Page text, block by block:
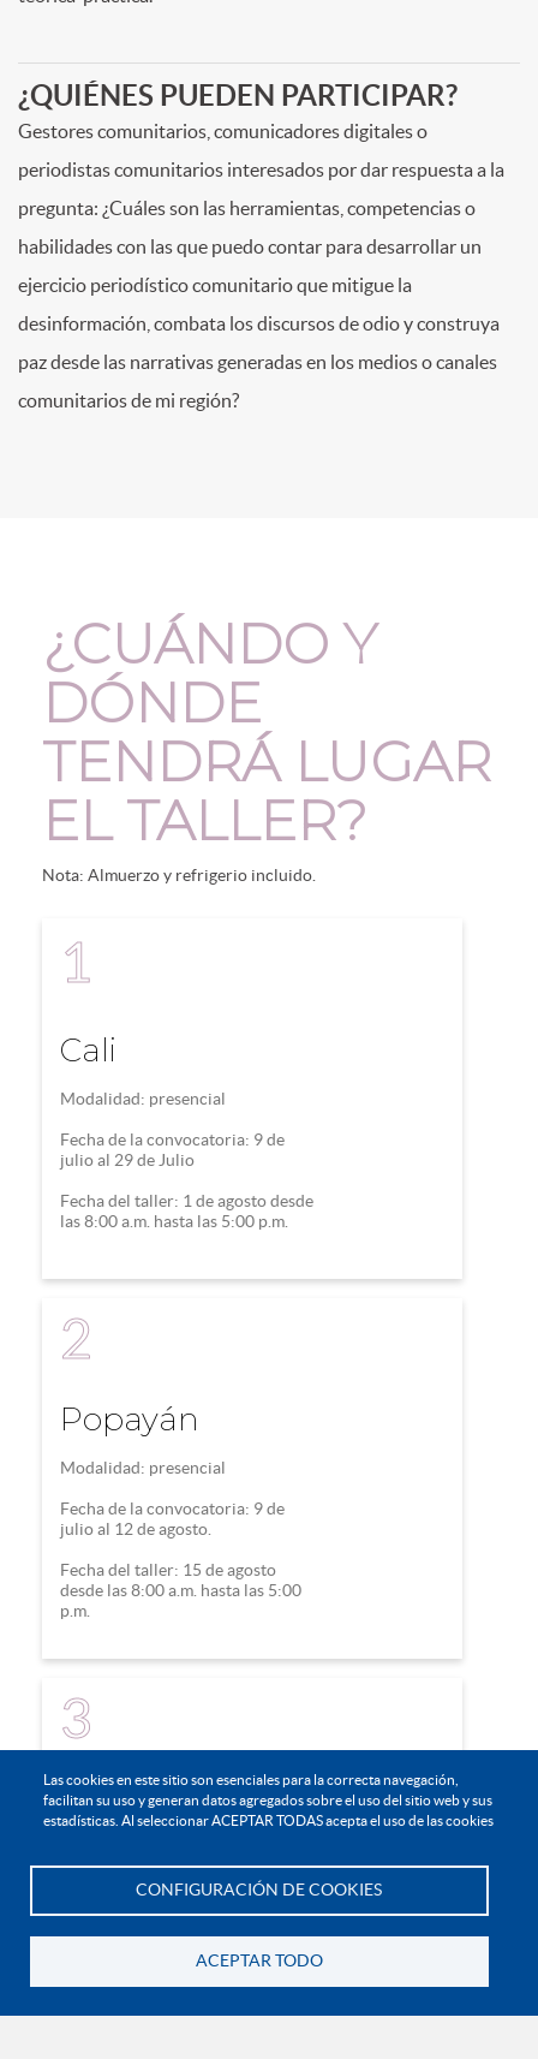
Las cookies en este sitio son esenciales para la correcta navegación,
facilitan su uso y generan datos agregados sobre el uso del sitio web y sus
estadísticas. Al seleccionar ACEPTAR TODAS acepta el uso de las cookies
CONFIGURACIÓN DE COOKIES
ACEPTAR TODO
¿QUIÉNES PUEDEN PARTICIPAR?
Gestores comunitarios, comunicadores digitales o
periodistas comunitarios interesados por dar respuesta a la
pregunta: ¿Cuáles son las herramientas, competencias o
habilidades con las que puedo contar para desarrollar un
ejercicio periodístico comunitario que mitigue la
desinformación, combata los discursos de odio y construya
paz desde las narrativas generadas en los medios o canales
comunitarios de mi región?
¿CUÁNDO Y
DÓNDE
TENDRÁ LUGAR
EL TALLER?
Nota: Almuerzo y refrigerio incluido.
1
Cali
Modalidad: presencial
Fecha de la convocatoria: 9 de
julio al 29 de Julio
Fecha del taller: 1 de agosto desde
las 8:00 a.m. hasta las 5:00 p.m.
2
Popayán
Modalidad: presencial
Fecha de la convocatoria: 9 de
julio al 12 de agosto.
Fecha del taller: 15 de agosto
desde las 8:00 a.m. hasta las 5:00
p.m.
3
Bogotá
Fecha de la convocatoria: 9 de
desde las 8:00 a.m. hasta las 5:00
p.m.